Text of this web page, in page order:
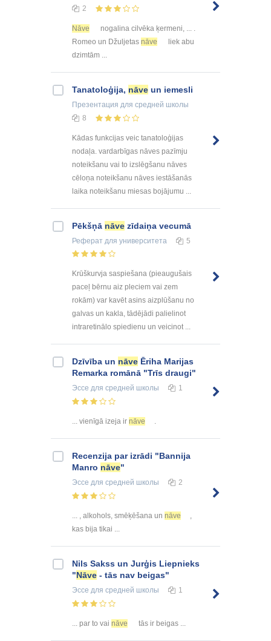
2
Nāve
nogalina cilvēka ķermeni, ... .
Romeo un Džuljetas nāve
liek abu
dzimtām ...
Tanatoloģija, nāve un iemesli
Презентация для средней школы
8
Kādas funkcijas veic tanatoloģijas
nodaļa. vardarbīgas nāves pazīmju
noteikšanu vai to izslēgšanu nāves
cēloņa noteikšanu nāves iestāšanās
laika noteikšanu miesas bojājumu ...
Pēkšņā nāve zīdaiņa vecumā
Реферат для университета 5
Krūškurvja saspiešana (pieaugušais
paceļ bērnu aiz pleciem vai zem
rokām) var kavēt asins aizplūšanu no
galvas un kakla, tādējādi palielinot
intraretinālo spiedienu un veicinot ...
Dzīvība un nāve Ēriha Marijas
Remarka romānā "Trīs draugi"
Эссе для средней школы 1
... vienīgā izeja ir nāve .
Recenzija par izrādi "Bannija
Manro nāve"
Эссе для средней школы 2
... , alkohols, smēķēšana un nāve
,
kas bija tikai ...
Nils Sakss un Jurģis Liepnieks
"Nāve - tās nav beigas"
Эссе для средней школы 1
... par to vai nāve tās ir beigas ...